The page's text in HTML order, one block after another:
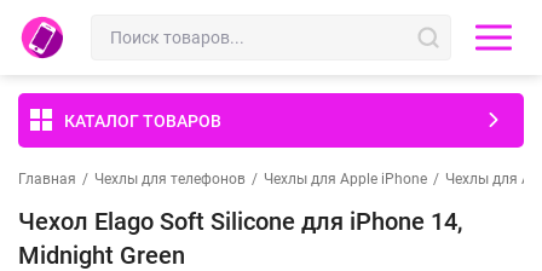
КАТАЛОГ ТОВАРОВ
Главная / Чехлы для телефонов / Чехлы для Apple iPhone / Чехлы для
Чехол Elago Soft Silicone для iPhone 14,
Midnight Green